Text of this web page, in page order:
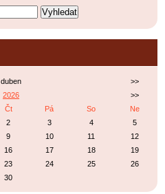
duben
>>
2026
>>
Čt Pá So
Ne
2 3 4
5
9 10 11
12
16 17 18
19
23 24 25
26
30